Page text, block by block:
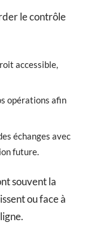
le contrôle
accessible,
opérations afin
échanges avec
future.
souvent la
ou face à